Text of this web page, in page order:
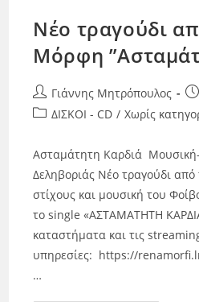
Νέο τραγούδι
Μόρφη
Γιάννης Μητρόπουλος
ΔΙΣΚΟΙ - CD / Χωρίς
Ασταμάτητη Καρδιά Μουσική-
Δεληβοριάς Νέο τραγούδι
στίχους και μουσική του
το single «ΑΣΤΑΜΑΤΗΤΗ
καταστήματα και τις
υπηρεσίες: https://
…